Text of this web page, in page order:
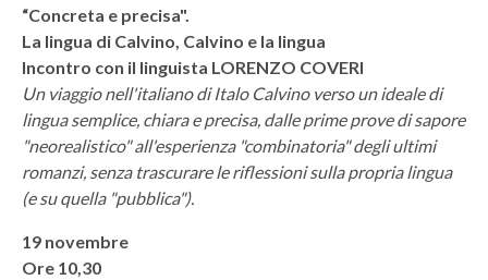
“Concreta e precisa".
La lingua di Calvino, Calvino e la lingua
Incontro con il linguista LORENZO COVERI
Un viaggio nell'italiano di Italo Calvino verso un ideale di
lingua semplice, chiara e precisa, dalle prime prove di sapore
"neorealistico" all'esperienza "combinatoria" degli ultimi
romanzi, senza trascurare le riflessioni sulla propria lingua
(e su quella "pubblica").
19 novembre
Ore 10,30